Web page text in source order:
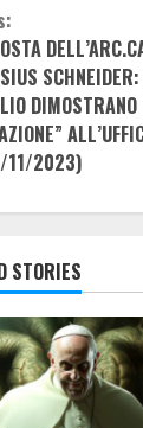
11/2023)
STORIES